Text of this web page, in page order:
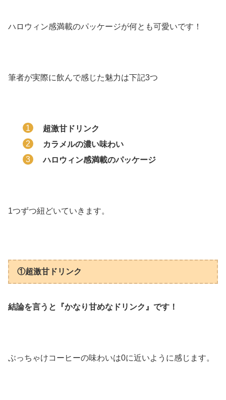
ハロウィン感満載のパッケージが何とも可愛いです！
筆者が実際に飲んで感じた魅力は下記3つ
超激甘ドリンク
カラメルの濃い味わい
ハロウィン感満載のパッケージ
1つずつ紐どいていきます。
①超激甘ドリンク
結論を言うと『かなり甘めなドリンク』です！
ぶっちゃけコーヒーの味わいは0に近いように感じます。